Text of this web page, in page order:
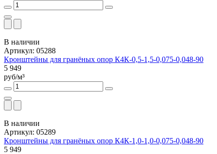
В наличии
Артикул: 05288
Кронштейны для гранёных опор К4К-0,5-1,5-0,075-0,048-90
5 949
руб/м³
В наличии
Артикул: 05289
Кронштейны для гранёных опор К4К-1,0-1,0-0,075-0,048-90
5 949